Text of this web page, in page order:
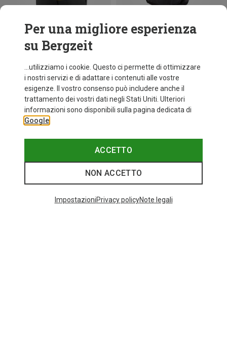
Taglie
Zaino Transporter 30
109,20 €
Per una migliore esperienza
su Bergzeit
...utilizziamo i cookie. Questo ci permette di ottimizzare
i nostri servizi e di adattare i contenuti alle vostre
esigenze. Il vostro consenso può includere anche il
trattamento dei vostri dati negli Stati Uniti. Ulteriori
informazioni sono disponibili sulla pagina dedicata di
Google
ACCETTO
NON ACCETTO
ImpostazioniPrivacy policyNote legali